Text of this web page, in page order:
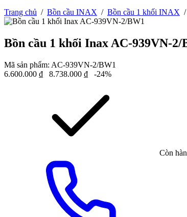
Trang chủ / Bồn cầu INAX / Bồn cầu 1 khối INAX /
Bồn cầu 1 khối Inax AC-939VN-2/
Mã sản phẩm: AC-939VN-2/BW1
6.600.000 ₫ 8.738.000 ₫ -24%
Còn